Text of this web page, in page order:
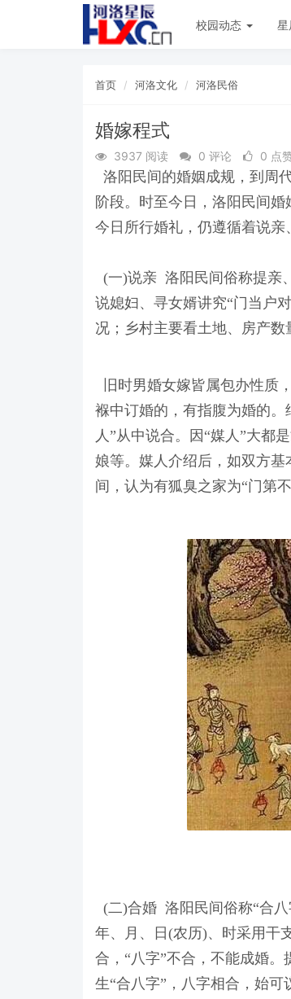
校园动态 星
首页 河洛文化 河洛民俗
婚嫁程式
3937 阅读 0 评论 0 点
洛阳民间的婚姻成规，到周
阶段。时至今日，洛阳民间婚
今日所行婚礼，仍遵循着说亲
(一)说亲 洛阳民间俗称提亲
说媳妇、寻女婿讲究“门当户
况；乡村主要看土地、房产数
旧时男婚女嫁皆属包办性质
褓中订婚的，有指腹为婚的。
人”从中说合。因“媒人”大都
娘等。媒人介绍后，如双方
间，认为有狐臭之家为“门第
(二)合婚 洛阳民间俗称“合八
年、月、日(农历)、时采用干
合，“八字”不合，不能成婚。
生“合八字”，八字相合，始